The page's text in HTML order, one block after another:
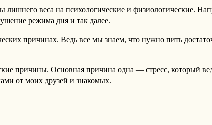
веса на психологические и физиологические.
режима дня и так далее.
причинах. Ведь все мы знаем, что нужно пить
причины. Основная причина одна — стресс, который
от моих друзей и знакомых.